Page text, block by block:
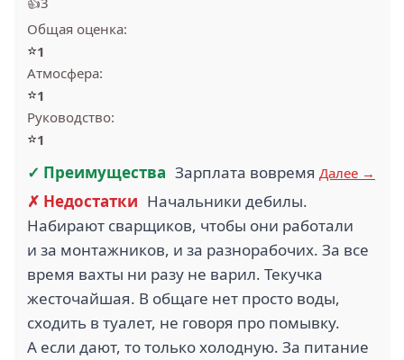
Общая оценка:
⭐1
Атмосфера:
⭐1
Руководство:
⭐1
✓ Преимущества Зарплата вовремя Далее →
✗ Недостатки Начальники дебилы.
Набирают сварщиков, чтобы они работали
и за монтажников, и за разнорабочих. За все
время вахты ни разу не варил. Текучка
жесточайшая. В общаге нет просто воды,
сходить в туалет, не говоря про помывку.
А если дают, то только холодную. За питание